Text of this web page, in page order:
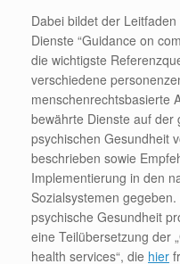
Dabei bildet der
Dienste “Guidance on
die wichtigste
verschiedene
menschenrechtsbasierte
bewährte Dienste auf der
psychischen Gesundheit
beschrieben sowie
Implementierung in den
Sozialsystemen
psychische Gesundheit
eine Teilübersetzung der
health services“, die hier